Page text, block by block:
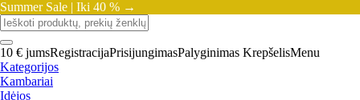
Summer Sale | Iki 40 % →
10 € jumsRegistracijaPrisijungimasPalyginimas KrepšelisMenu
Kategorijos
Kambariai
Idėjos